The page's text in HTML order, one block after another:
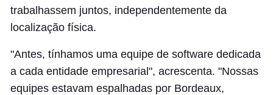
trabalhassem juntos, independentemente da
localização física.
"Antes, tínhamos uma equipe de software dedicada
a cada entidade empresarial", acrescenta. "Nossas
equipes estavam espalhadas por Bordeaux,